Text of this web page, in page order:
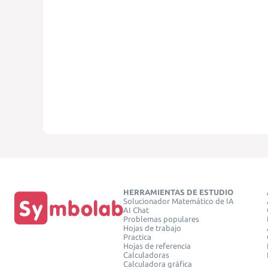
HERRAMIENTAS DE ESTUDIO
Solucionador Matemático de IA
AI Chat
Problemas populares
Hojas de trabajo
Practica
Hojas de referencia
Calculadoras
Calculadora gráfica